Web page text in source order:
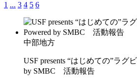
1 ... 3 4 5 6
中部地方
USF presents “はじめての”ラグ
by SMBC 活動報告